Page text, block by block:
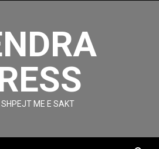
SHPEJT ME E SAKT